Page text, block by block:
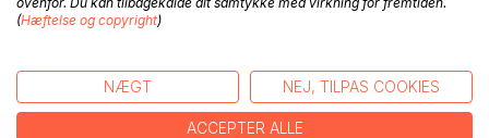
Forholdet mellem Saudi Arabien og Iran er spændt til
eksisteret i 1400 år og har sit udspring i religionen, for når
den ene part er Sunny og den anden Shia, så kan så
forskellige fortolkninger af Koranen kun føre til konflikt.
(Hæftelse og copyright)
NÆGT NEJ, TILPAS COOKIES
ACCEPTER ALLE